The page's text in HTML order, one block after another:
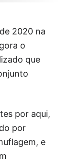
2020 na
o
que
por aqui,
por
e